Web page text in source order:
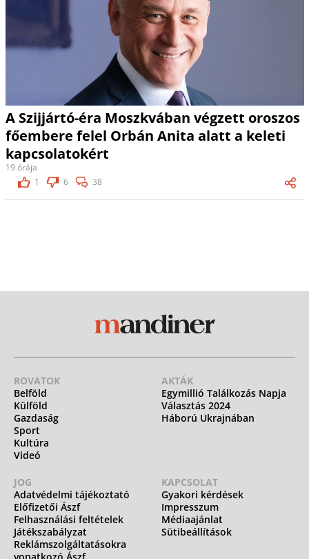
A Szijjártó-éra Moszkvában végzett oroszos
főembere felel Orbán Anita alatt a keleti
kapcsolatokért
19 órája
1
6 38
ROVATOK
Belföld
Külföld
Gazdaság
Sport
Kultúra
Videó
AKTÁK
Egymillió Találkozás Napja
Választás 2024
Háború Ukrajnában
JOG
Adatvédelmi tájékoztató
Előfizetői Ászf
Felhasználási feltételek
Játékszabályzat
Reklámszolgáltatásokra
KAPCSOLAT
Gyakori kérdések
Impresszum
Médiaajánlat
Sütibeállítások